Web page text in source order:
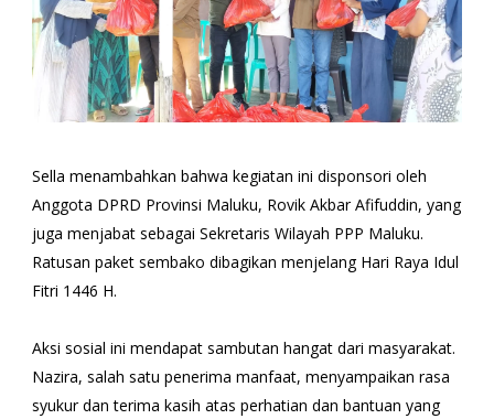
Sella menambahkan bahwa kegiatan ini disponsori oleh
Anggota DPRD Provinsi Maluku, Rovik Akbar Afifuddin, yang
juga menjabat sebagai Sekretaris Wilayah PPP Maluku.
Ratusan paket sembako dibagikan menjelang Hari Raya Idul
Fitri 1446 H.
Aksi sosial ini mendapat sambutan hangat dari masyarakat.
Nazira, salah satu penerima manfaat, menyampaikan rasa
syukur dan terima kasih atas perhatian dan bantuan yang